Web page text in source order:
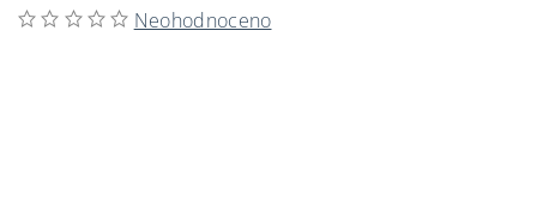
Neohodnoceno